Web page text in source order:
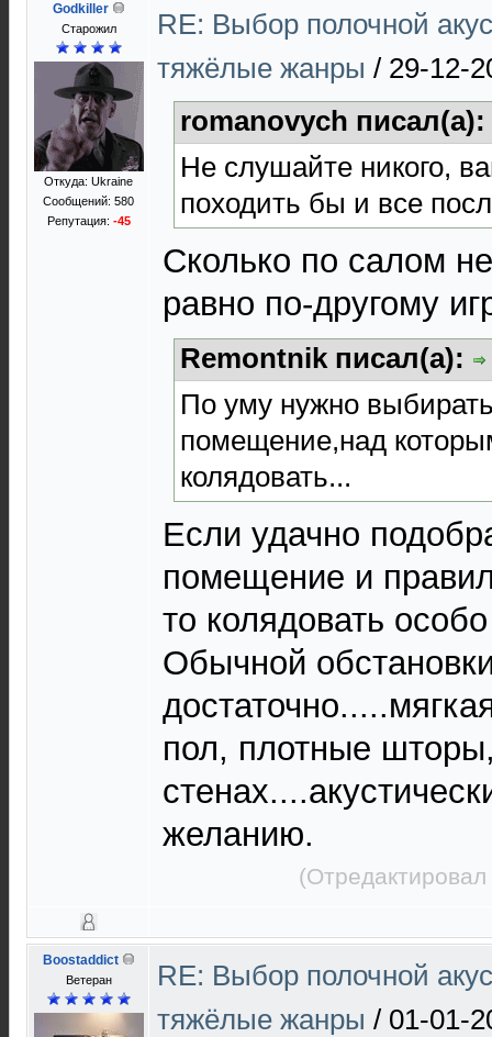
Godkiller
Старожил
Откуда: Ukraine
Сообщений: 580
Репутация: -45
RE: Выбор полочной
тяжёлые жанры / 29-12-
romanovych писал(а):
Не слушайте никого,
походить бы и все
Сколько по салом
равно по-другому
Remontnik писал(а):
По уму нужно
помещение,над
колядовать...
Если удачно
помещение и
то колядовать
Обычной
пол, плотные
желанию.
Boostaddict
Ветеран
RE: Выбор полочной
тяжёлые жанры / 01-01-